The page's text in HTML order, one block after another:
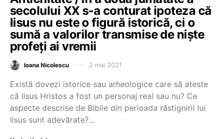
secolului XX s-a conturat ipoteza că
Iisus nu este o figură istorică, ci o
sumă a valorilor transmise de niște
profeți ai vremii
Ioana Nicolescu 2 mai 2021
Există dovezi istorice sau arheologice care să ateste
că Iisus Hristos a fost un personaj real sau nu? Ce
aspecte descrise de Biblie din perioada răstignirii lui
Iisus sunt adevărate?…